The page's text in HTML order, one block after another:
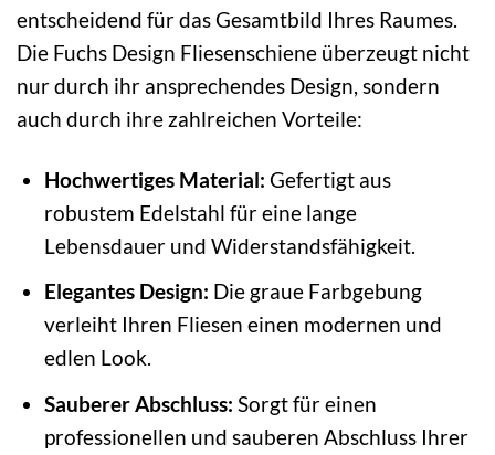
entscheidend für das Gesamtbild Ihres Raumes.
Die Fuchs Design Fliesenschiene überzeugt nicht
nur durch ihr ansprechendes Design, sondern
auch durch ihre zahlreichen Vorteile:
Hochwertiges Material: Gefertigt aus
robustem Edelstahl für eine lange
Lebensdauer und Widerstandsfähigkeit.
Elegantes Design: Die graue Farbgebung
verleiht Ihren Fliesen einen modernen und
edlen Look.
Sauberer Abschluss: Sorgt für einen
professionellen und sauberen Abschluss Ihrer